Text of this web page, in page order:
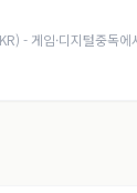
- 게임·디지털중독에